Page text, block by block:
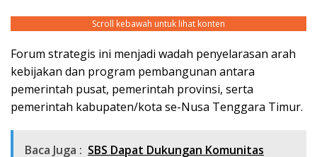
Scroll kebawah untuk lihat konten
Forum strategis ini menjadi wadah penyelarasan arah
kebijakan dan program pembangunan antara
pemerintah pusat, pemerintah provinsi, serta
pemerintah kabupaten/kota se-Nusa Tenggara Timur.
Baca Juga : SBS Dapat Dukungan Komunitas